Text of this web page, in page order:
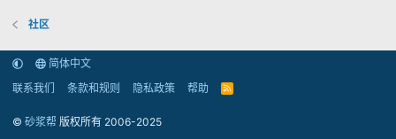
社区
简体中文
联系我们
条款和规则 隐私政策 帮助
R
© 砂浆帮 版权所有 2006-2025